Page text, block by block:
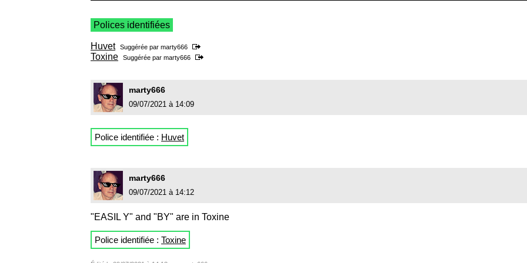
Polices identifiées
Huvet Suggérée par marty666
Toxine Suggérée par marty666
marty666
09/07/2021 à 14:09
Police identifiée : Huvet
marty666
09/07/2021 à 14:12
"EASIL Y" and "BY" are in Toxine
Police identifiée : Toxine